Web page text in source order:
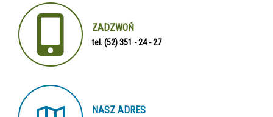
ZADZWOŃ
tel. (52) 351 - 24 - 27
NASZ ADRES